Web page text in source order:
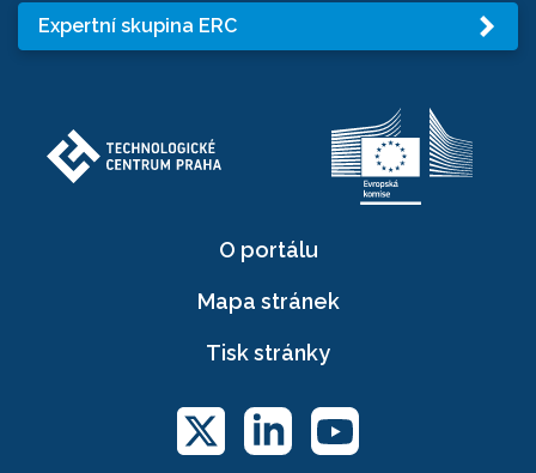
Expertní skupina ERC
O portálu
Mapa stránek
Tisk stránky